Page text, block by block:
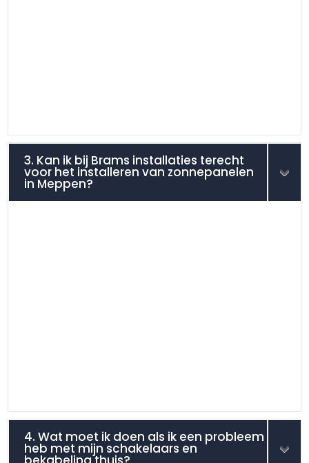
3. Kan ik bij Brams installaties terecht
voor het installeren van zonnepanelen
in Meppen?
4. Wat moet ik doen als ik een probleem
heb met mijn schakelaars en